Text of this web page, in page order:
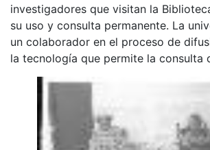
investigadores que visitan la
su uso y consulta permanente. La
un colaborador en el proceso de
la tecnología que permite la consulta